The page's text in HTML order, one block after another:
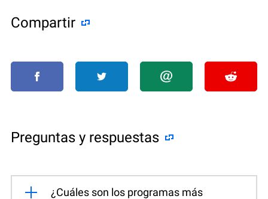
Compartir
Preguntas y respuestas
¿Cuáles son los programas más